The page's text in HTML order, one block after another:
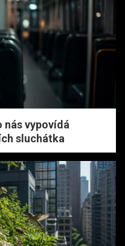
nás vypovídá
sluchátka